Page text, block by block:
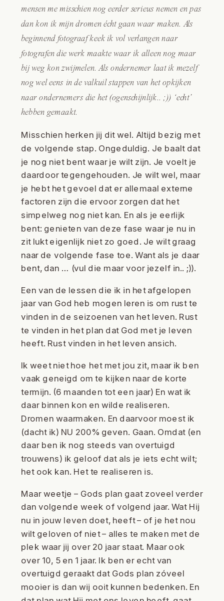
mensen me misschien nog eerder serieus nemen en pas
dan kon ik mijn dromen écht gaan waar maken. Als
beginnend fotograaf keek ik vol verlangen naar
fotografen die werk maakte waar ik alleen nog maar
bij weg kon zwijmelen. Als ondernemer laat ik mezelf
nog wel eens in de valkuil stappen van het opkijken
naar ondernemers die het (ogenschijnlijk.. ;)) ‘echt’
hebben gemaakt.
Misschien herken jij dit wel. Altijd bezig met
de volgende stap. Ongeduldig. Je baalt dat
je nog niet bent waar je wilt zijn. Je voelt je
daardoor tegengehouden. Je wilt wel, maar
je hebt het gevoel dat er allemaal externe
factoren zijn die ervoor zorgen dat het
simpelweg nog niet kan. En als je eerlijk
bent: genieten van deze fase waar je nu in
zit lukt eigenlijk niet zo goed. Je wilt graag
naar de volgende fase toe. Want als je daar
bent, dan … (vul die maar voor jezelf in.. ;)).
Een van de lessen die ik in het afgelopen
jaar van God heb mogen leren is om rust te
vinden in de seizoenen van het leven. Rust
te vinden in het plan dat God met je leven
heeft. Rust vinden in het leven ansich.
Ik weet niet hoe het met jou zit, maar ik ben
vaak geneigd om te kijken naar de korte
termijn. (6 maanden tot een jaar) En wat ik
daar binnen kon en wilde realiseren.
Dromen waarmaken. En daarvoor moest ik
(dacht ik) NU 200% geven. Gaan. Omdat (en
daar ben ik nog steeds van overtuigd
trouwens) ik geloof dat als je iets echt wilt;
het ook kan. Het te realiseren is.
Maar weetje – Gods plan gaat zoveel verder
dan volgende week of volgend jaar. Wat Hij
nu in jouw leven doet, heeft – of je het nou
wilt geloven of niet – alles te maken met de
plek waar jij over 20 jaar staat. Maar ook
over 10, 5 en 1 jaar. Ik ben er echt van
overtuigd geraakt dat Gods plan zóveel
mooier is dan wij ooit kunnen bedenken. En